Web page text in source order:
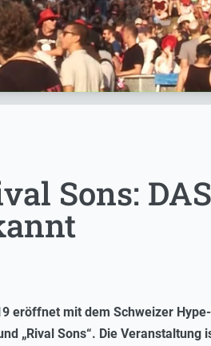
Sons:
eröffnet mit dem Schweizer
„Rival Sons“. Die